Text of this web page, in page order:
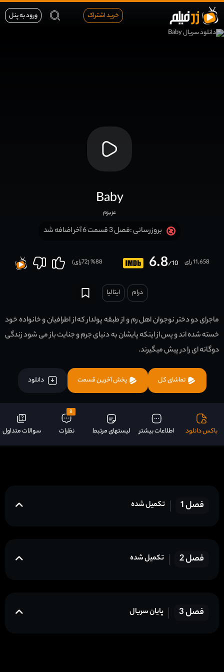
خرید اشتراک ورود به پنل
Baby
عزیزم
بروزرسانی :فصل 3 قسمت 6 آخر اضافه شد
6.8/10 11,658 رای 88
% (
72رای)
درام ایتالیا
ماجرای دو دختر نوجوان اهل رم و از طبقه پولدار که از اطرافیان و خانواده خود
خسته شده اند و پس از اینکه پایشان به دنیای جرم و جنایت باز می شود زندگی
دوگانه ای را در پیش میگیرند.
تماشای کل پخش آخرین قسمت دانلود
باکس دانلود اطلاعات بیشتر لیستهای مرتبط
8
نظرات سوالات متداول
فصل 1 تکمیل شده
فصل 2 تکمیل شده
فصل 3 پایان سریال